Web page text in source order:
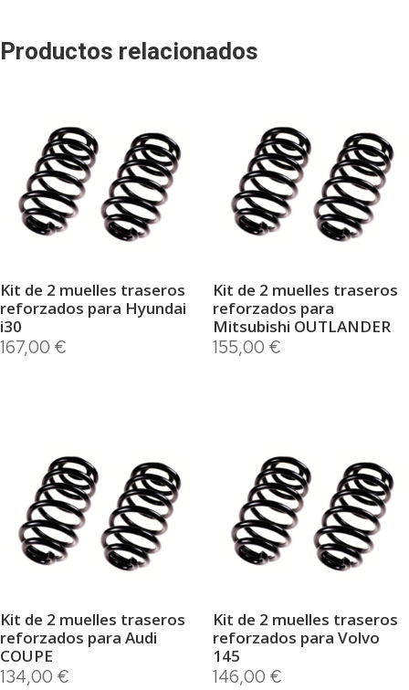
Productos relacionados
Kit de 2 muelles traseros
reforzados para Hyundai
i30
167,00 €
Kit de 2 muelles traseros
reforzados para
Mitsubishi OUTLANDER
155,00 €
Kit de 2 muelles traseros
reforzados para Audi
COUPE
134,00 €
Kit de 2 muelles traseros
reforzados para Volvo
145
146,00 €